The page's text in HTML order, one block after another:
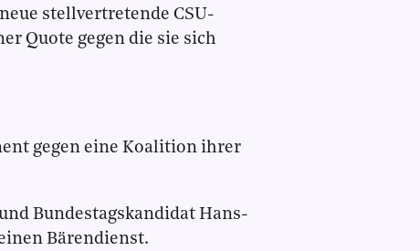
stellvertretende CSU-
Quote gegen die sie sich
gegen eine Koalition ihrer
Bundestagskandidat Hans-
Bärendienst.